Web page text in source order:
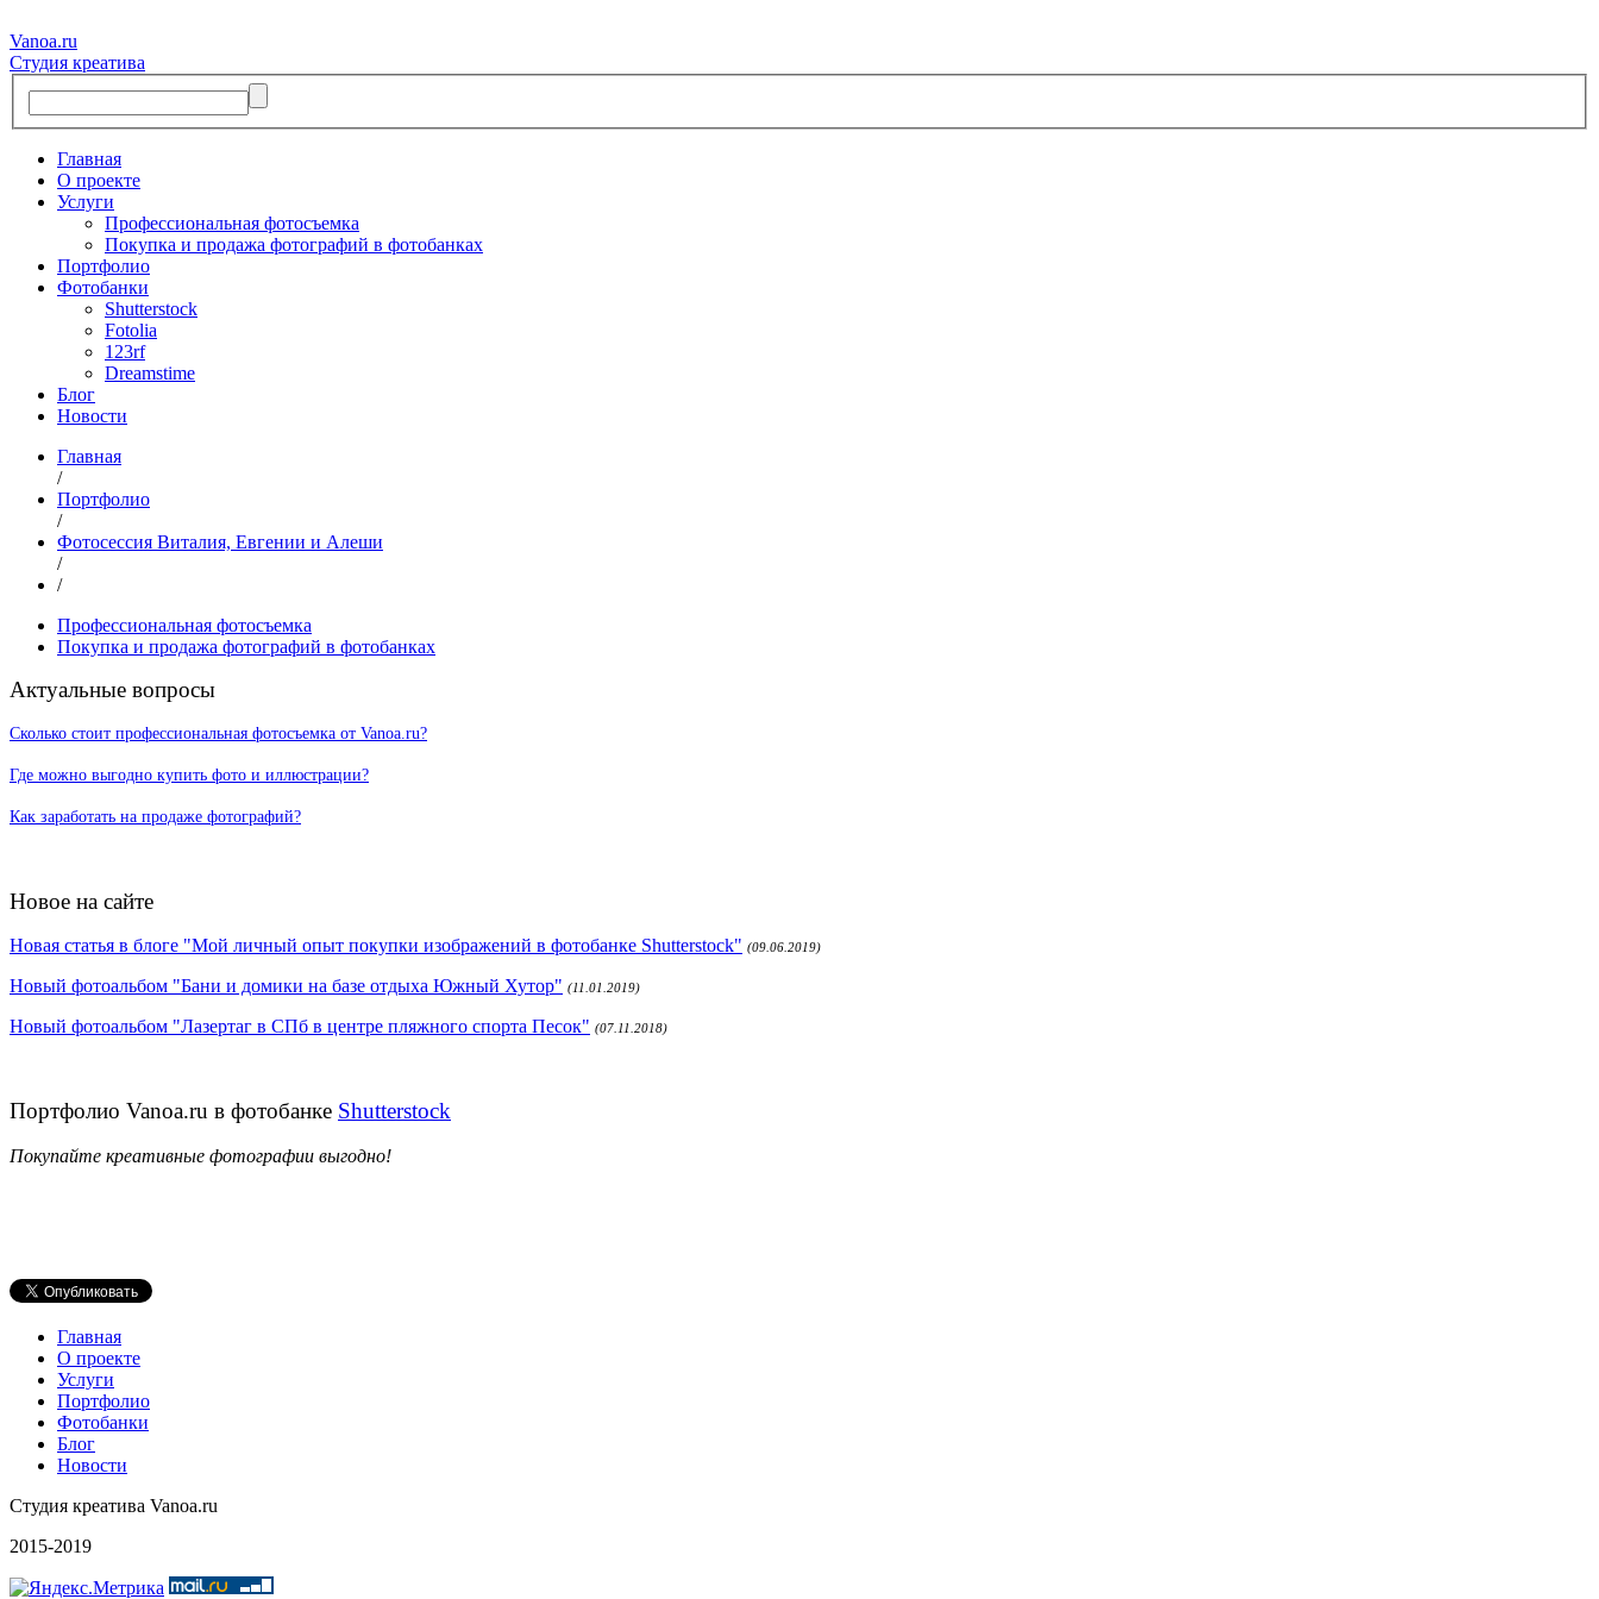
Vanoa.ru
Студия креатива
Главная
О проекте
Услуги
Профессиональная фотосъемка
Покупка и продажа фотографий в фотобанках
Портфолио
Фотобанки
Shutterstock
Fotolia
123rf
Dreamstime
Блог
Новости
Главная
/
Портфолио
/
Фотосессия Виталия, Евгении и Алеши
/
/
Профессиональная фотосъемка
Покупка и продажа фотографий в фотобанках
Актуальные вопросы
Сколько стоит профессиональная фотосъемка от Vanoa.ru?
Где можно выгодно купить фото и иллюстрации?
Как заработать на продаже фотографий?
Новое на сайте
Новая статья в блоге "Мой личный опыт покупки изображений в фотобанке Shutterstock" (09.06.2019)
Новый фотоальбом "Бани и домики на базе отдыха Южный Хутор" (11.01.2019)
Новый фотоальбом "Лазертаг в СПб в центре пляжного спорта Песок" (07.11.2018)
Портфолио Vanoa.ru в фотобанке Shutterstock
Покупайте креативные фотографии выгодно!
Главная
О проекте
Услуги
Портфолио
Фотобанки
Блог
Новости
Студия креатива Vanoa.ru
2015-2019